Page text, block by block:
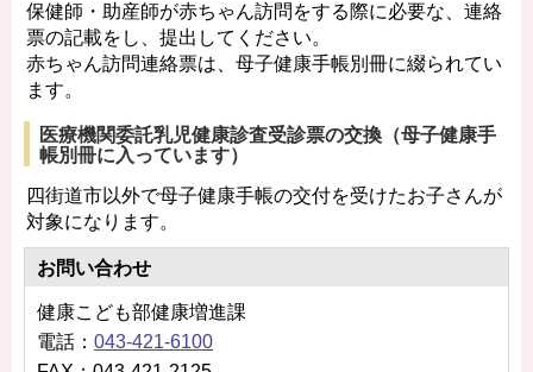
保健師・助産師が赤ちゃん訪問をする際に必要な、連絡
票の記載をし、提出してください。
赤ちゃん訪問連絡票は、母子健康手帳別冊に綴られてい
ます。
医療機関委託乳児健康診査受診票の交換（母子健康手
帳別冊に入っています）
四街道市以外で母子健康手帳の交付を受けたお子さんが
対象になります。
お問い合わせ
健康こども部健康増進課
電話： 043-421-6100